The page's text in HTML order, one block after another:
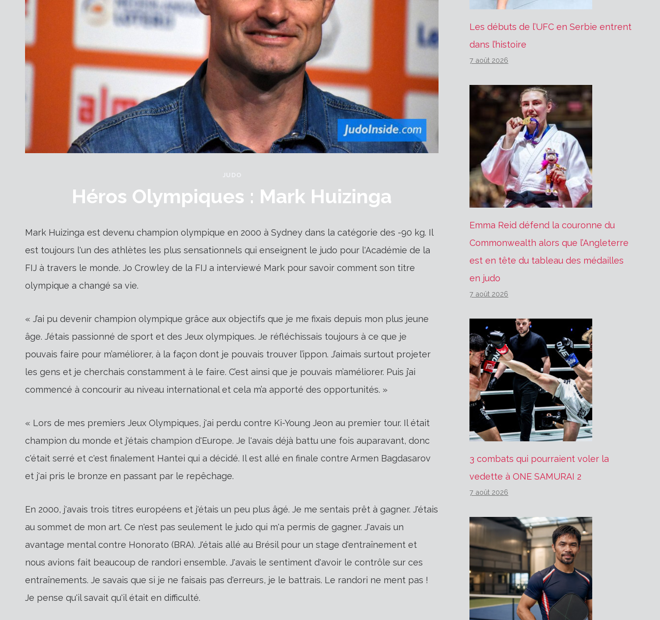
JUDO
Héros Olympiques : Mark Huizinga
Mark Huizinga est devenu champion olympique en 2000 à Sydney dans la catégorie des -90 kg. Il
est toujours l'un des athlètes les plus sensationnels qui enseignent le judo pour l'Académie de la
FIJ à travers le monde. Jo Crowley de la FIJ a interviewé Mark pour savoir comment son titre
olympique a changé sa vie.
« J’ai pu devenir champion olympique grâce aux objectifs que je me fixais depuis mon plus jeune
âge. J’étais passionné de sport et des Jeux olympiques. Je réfléchissais toujours à ce que je
pouvais faire pour m’améliorer, à la façon dont je pouvais trouver l’ippon. J’aimais surtout projeter
les gens et je cherchais constamment à le faire. C’est ainsi que je pouvais m’améliorer. Puis j’ai
commencé à concourir au niveau international et cela m’a apporté des opportunités. »
« Lors de mes premiers Jeux Olympiques, j'ai perdu contre Ki-Young Jeon au premier tour. Il était
champion du monde et j'étais champion d'Europe. Je l'avais déjà battu une fois auparavant, donc
c'était serré et c'est finalement Hantei qui a décidé. Il est allé en finale contre Armen Bagdasarov
et j'ai pris le bronze en passant par le repêchage.
En 2000, j'avais trois titres européens et j'étais un peu plus âgé. Je me sentais prêt à gagner. J'étais
au sommet de mon art. Ce n'est pas seulement le judo qui m'a permis de gagner. J'avais un
avantage mental contre Honorato (BRA). J'étais allé au Brésil pour un stage d'entraînement et
nous avions fait beaucoup de randori ensemble. J'avais le sentiment d'avoir le contrôle sur ces
entraînements. Je savais que si je ne faisais pas d'erreurs, je le battrais. Le randori ne ment pas !
Je pense qu'il savait qu'il était en difficulté.
Les débuts de l’UFC en Serbie entrent
dans l’histoire
7 août 2026
Emma Reid défend la couronne du
Commonwealth alors que l’Angleterre
est en tête du tableau des médailles
en judo
7 août 2026
3 combats qui pourraient voler la
vedette à ONE SAMURAI 2
7 août 2026